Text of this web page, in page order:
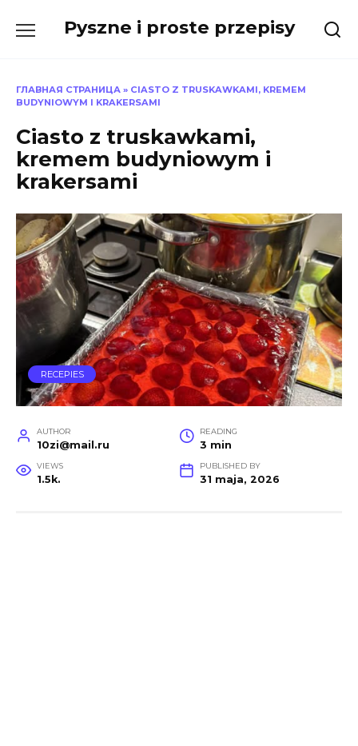
Pyszne i proste przepisy
ГЛАВНАЯ СТРАНИЦА » CIASTO Z TRUSKAWKAMI, KREMEM
BUDYNIOWYM I KRAKERSAMI
Ciasto z truskawkami,
kremem budyniowym i
krakersami
RECEPIES
AUTHOR
10zi@mail.ru
READING
3 min
VIEWS
1.5k.
PUBLISHED BY
31 maja, 2026